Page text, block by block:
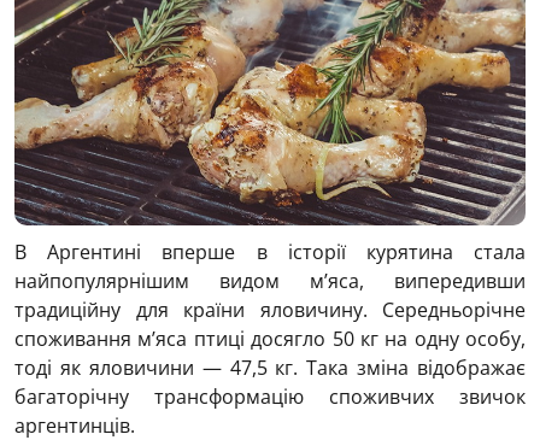
В Аргентині вперше в історії курятина стала
найпопулярнішим видом м’яса, випередивши
традиційну для країни яловичину. Середньорічне
споживання м’яса птиці досягло 50 кг на одну особу,
тоді як яловичини — 47,5 кг. Така зміна відображає
багаторічну трансформацію споживчих звичок
аргентинців.